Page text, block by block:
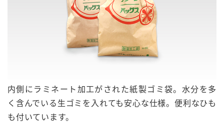
内側にラミネート加工がされた紙製ゴミ袋。水分を多
く含んでいる生ゴミを入れても安心な仕様。便利なひも
も付いています。